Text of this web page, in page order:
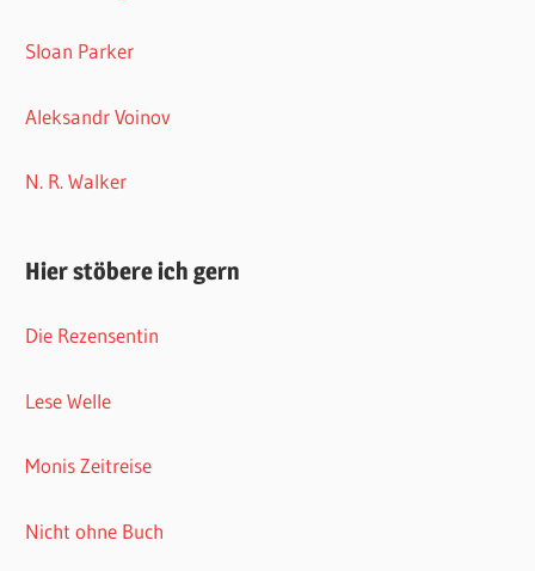
Sloan Parker
Aleksandr Voinov
N. R. Walker
Hier stöbere ich gern
Die Rezensentin
Lese Welle
Monis Zeitreise
Nicht ohne Buch